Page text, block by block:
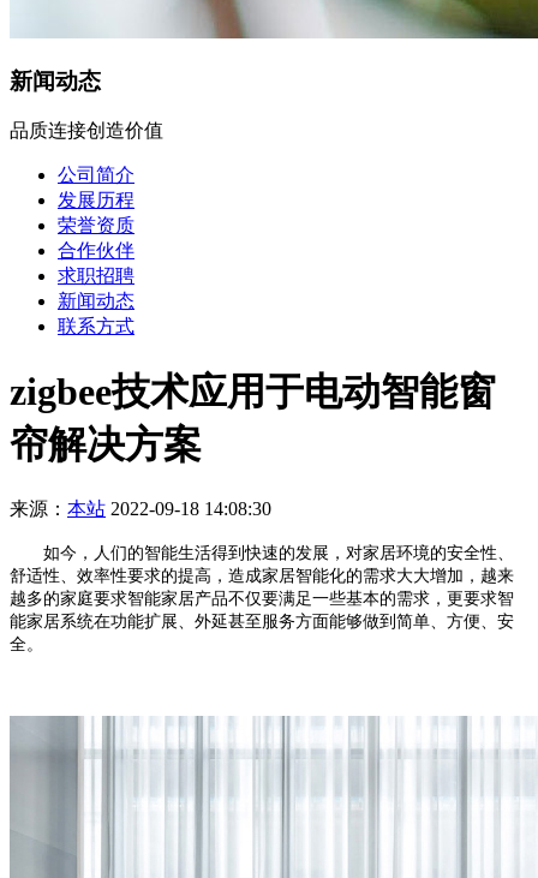
新闻动态
品质连接创造价值
公司简介
发展历程
荣誉资质
合作伙伴
求职招聘
新闻动态
联系方式
zigbee技术应用于电动智能窗
帘解决方案
来源： 本站 2022-09-18 14:08:30
如今，人们的智能生活得到快速的发展，对家居环境的安全性、
舒适性、效率性要求的提高，造成家居智能化的需求大大增加，越来
越多的家庭要求智能家居产品不仅要满足一些基本的需求，更要求智
能家居系统在功能扩展、外延甚至服务方面能够做到简单、方便、安
全。